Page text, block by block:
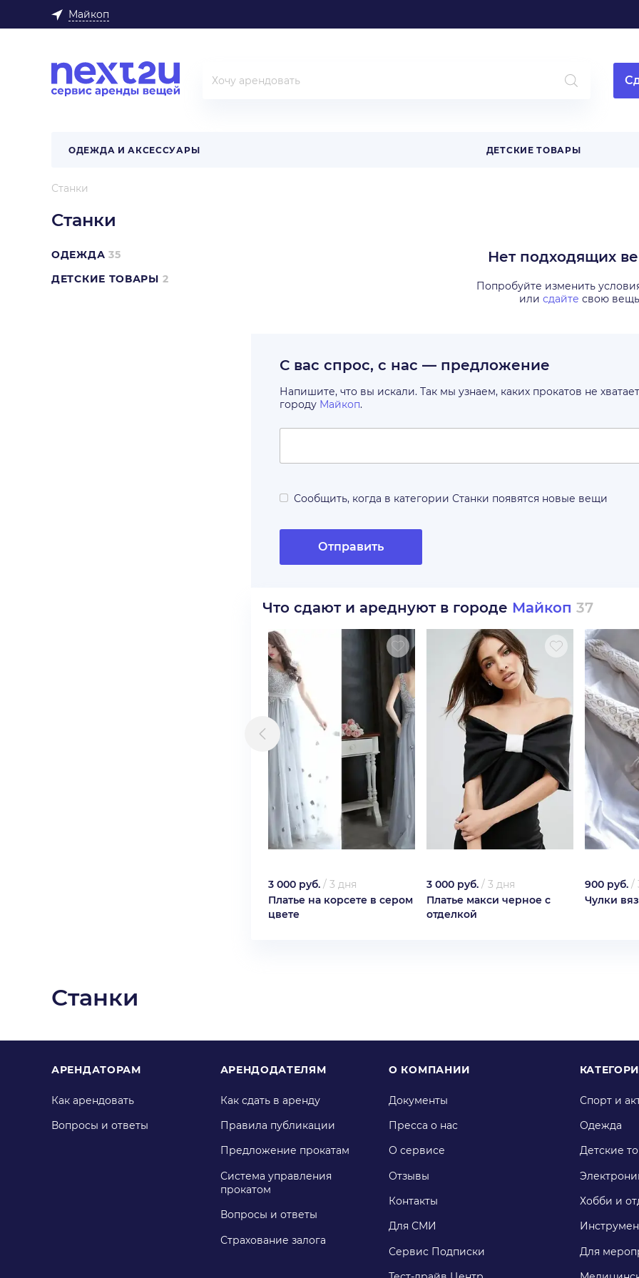
Майкоп
ОДЕЖДА И АКСЕССУАРЫ ДЕТСКИЕ ТОВАРЫ
Станки
Станки
ОДЕЖДА 35
ДЕТСКИЕ ТОВАРЫ 2
Нет подходящих
Попробуйте изменить
или сдайте свою вещь
С вас спрос, с нас — предложение
Напишите, что вы искали. Так мы узнаем, каких прокатов не хватает
городу Майкоп.
Сообщить, когда в категории Станки появятся новые вещи
Отправить
Что сдают и ареднуют в городе Майкоп 37
3 000 руб. / 3 дня
Платье на корсете в сером
цвете
3 000 руб. / 3 дня
Платье макси черное с
отделкой
900 руб. /
Чулки
Станки
АРЕНДАТОРАМ
Как арендовать
Вопросы и ответы
АРЕНДОДАТЕЛЯМ
Как сдать в аренду
Правила публикации
Предложение прокатам
Система управления
прокатом
Вопросы и ответы
Страхование залога
О КОМПАНИИ
Документы
Пресса о нас
О сервисе
Отзывы
Контакты
Для СМИ
Сервис Подписки
Спорт и
Одежда
Детские
Хобби и
Для